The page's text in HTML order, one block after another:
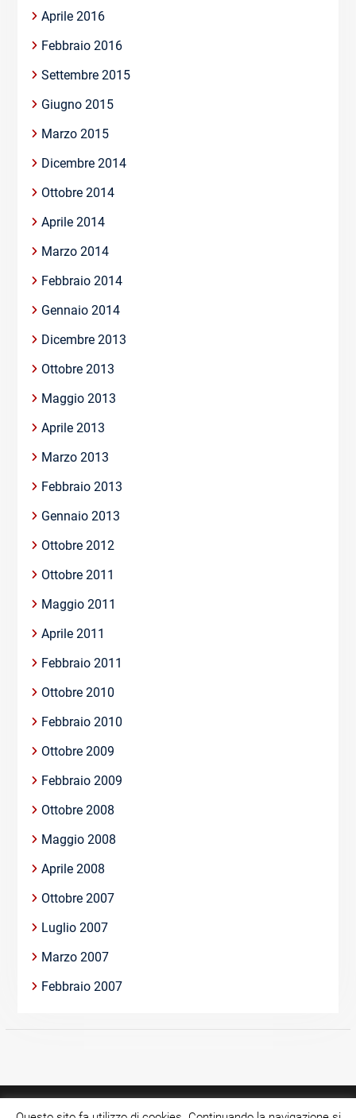
Aprile 2016
Febbraio 2016
Settembre 2015
Giugno 2015
Marzo 2015
Dicembre 2014
Ottobre 2014
Aprile 2014
Marzo 2014
Febbraio 2014
Gennaio 2014
Dicembre 2013
Ottobre 2013
Maggio 2013
Aprile 2013
Marzo 2013
Febbraio 2013
Gennaio 2013
Ottobre 2012
Ottobre 2011
Maggio 2011
Aprile 2011
Febbraio 2011
Ottobre 2010
Febbraio 2010
Ottobre 2009
Febbraio 2009
Ottobre 2008
Maggio 2008
Aprile 2008
Ottobre 2007
Luglio 2007
Marzo 2007
Febbraio 2007